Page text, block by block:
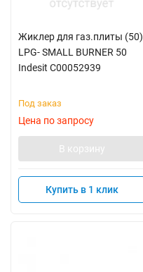
Жиклер для газ.плиты (50)
LPG- SMALL BURNER 50
Indesit C00052939
Под заказ
Цена по запросу
В корзину
Купить в 1 клик